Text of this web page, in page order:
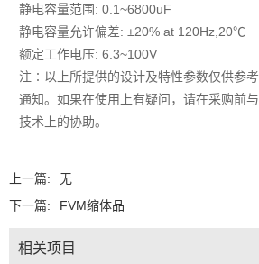
静电容量范围: 0.1~6800uF
静电容量允许偏差: ±20% at 120Hz,20℃
额定工作电压: 6.3~100V
注∶以上所提供的设计及特性参数仅供参
通知。如果在使用上有疑问，请在采购前
技术上的协助。
上一篇:
无
下一篇:
FVM缩体品
相关项目